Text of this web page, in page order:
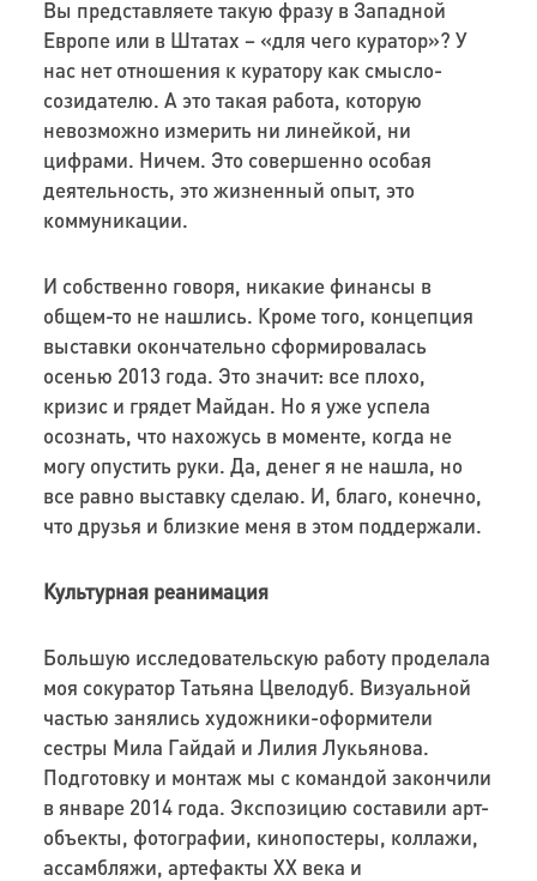
Вы представляете такую фразу в Западной
Европе или в Штатах – «для чего куратор»? У
нас нет отношения к куратору как смысло-
созидателю. А это такая работа, которую
невозможно измерить ни линейкой, ни
цифрами. Ничем. Это совершенно особая
деятельность, это жизненный опыт, это
коммуникации.
И собственно говоря, никакие финансы в
общем-то не нашлись. Кроме того, концепция
выставки окончательно сформировалась
осенью 2013 года. Это значит: все плохо,
кризис и грядет Майдан. Но я уже успела
осознать, что нахожусь в моменте, когда не
могу опустить руки. Да, денег я не нашла, но
все равно выставку сделаю. И, благо, конечно,
что друзья и близкие меня в этом поддержали.
Культурная реанимация
Большую исследовательскую работу проделала
моя сокуратор Татьяна Цвелодуб. Визуальной
частью занялись художники-оформители
сестры Мила Гайдай и Лилия Лукьянова.
Подготовку и монтаж мы с командой закончили
в январе 2014 года. Экспозицию составили арт-
объекты, фотографии, кинопостеры, коллажи,
ассамбляжи, артефакты ХХ века и